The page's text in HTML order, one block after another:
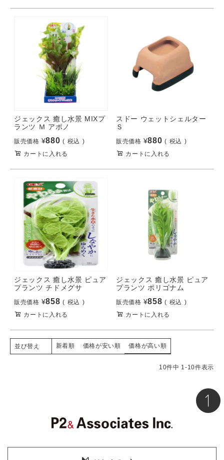
ジェックス 癒し水景 MIXプ
ランツ Ｍ アポノ
販売価格 ¥880
税込
カートに入れる
スドー ウェットシェルター
Ｓ
販売価格 ¥880
税込
カートに入れる
ジェックス 癒し水景 ピュア
プランツ チドメグサ
販売価格 ¥858
税込
カートに入れる
ジェックス 癒し水景 ピュア
プランツ ポリゴナム
販売価格 ¥858
税込
カートに入れる
並び替え 新着順 価格が安い順 価格が高い順
10件中 1-10件表示